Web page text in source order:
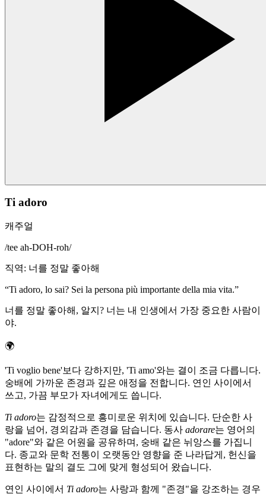
Ti adoro
캐주얼
/tee ah-DOH-roh/
직역: 너를 정말 좋아해
“Ti adoro, lo sai? Sei la persona più importante della mia vita.”
너를 정말 좋아해, 알지? 너는 내 인생에서 가장 중요한 사람이
야.
🌍
'Ti voglio bene'보다 강하지만, 'Ti amo'와는 결이 조금 다릅니다.
숭배에 가까운 존경과 깊은 애정을 전합니다. 연인 사이에서
쓰고, 가끔 부모가 자녀에게도 씁니다.
Ti adoro는 감정적으로 흥미로운 위치에 있습니다. 단순한 사
랑을 넘어, 경외감과 존경을 담습니다. 동사 adorare는 영어의
"adore"와 같은 어원을 공유하며, 숭배 같은 뉘앙스를 가집니
다. 종교와 문학 전통이 오랫동안 영향을 준 나라답게, 헌신을
표현하는 말의 결도 그에 맞게 형성되어 왔습니다.
연인 사이에서 Ti adoro는 사랑과 함께 "존경"을 강조하는 경우